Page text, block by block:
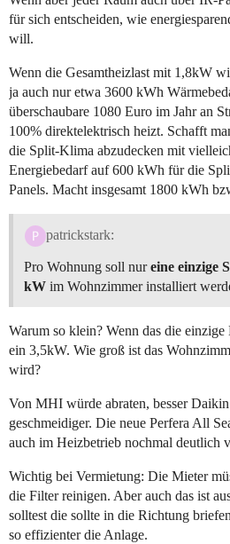
für sich entscheiden, wie
will.
Wenn die Gesamtheizlast mit 1,8kW
ja auch nur etwa 3600 kWh
überschaubare 1080 Euro im Jahr an
100% direktelektrisch heizt. Schafft
die Split-Klima abzudecken mit
Energiebedarf auf 600 kWh für die
Panels. Macht insgesamt 1800 kWh
patrickstark:
Pro Wohnung soll nureine einzige
kW im Wohnzimmer installiert
Warum so klein? Wenn das die
ein 3,5kW. Wie groß ist das
wird?
Von MHI würde abraten, besser
geschmeidiger. Die neue Perfera All
auch im Heizbetrieb nochmal deutlich
Wichtig bei Vermietung: Die Mieter
die Filter reinigen. Aber auch das ist
solltest die sollte in die Richtung
so effizienter die Anlage.